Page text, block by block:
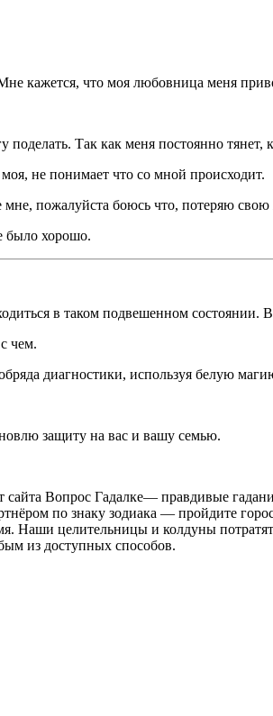
кажется, что моя любовница меня
Так как меня постоянно тянет,
не понимает что со мной происходит.
пожалуйста боюсь что, потеряю свою
было хорошо.
в таком подвешенном
чем.
диагностики, используя белую
защиту на вас и вашу семью.
Вопрос Гадалке— правдивые
по знаку зодиака — пройдите
Наши целительницы и колдуны
из доступных способов.